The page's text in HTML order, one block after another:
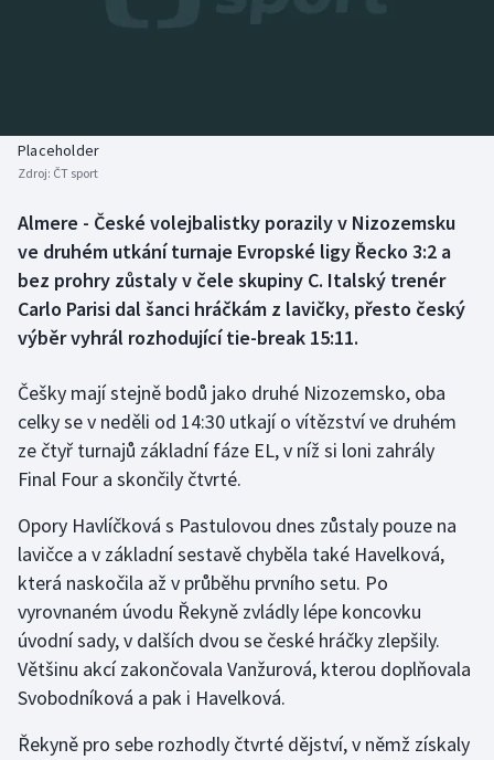
Biatlon
Boby a skeleton
Box
Curling
Dostihy
Florbal
Golf
Gymnastika
Házená
Jezdectví
Aplikace ČT sport
AZ kvíz
Placeholder
Zdroj: ČT sport
Almere - České volejbalistky porazily v Nizozemsku
ve druhém utkání turnaje Evropské ligy Řecko 3:2 a
bez prohry zůstaly v čele skupiny C. Italský trenér
Carlo Parisi dal šanci hráčkám z lavičky, přesto český
výběr vyhrál rozhodující tie-break 15:11.
Češky mají stejně bodů jako druhé Nizozemsko, oba
celky se v neděli od 14:30 utkají o vítězství ve druhém
ze čtyř turnajů základní fáze EL, v níž si loni zahrály
Final Four a skončily čtvrté.
Opory Havlíčková s Pastulovou dnes zůstaly pouze na
lavičce a v základní sestavě chyběla také Havelková,
která naskočila až v průběhu prvního setu. Po
vyrovnaném úvodu Řekyně zvládly lépe koncovku
úvodní sady, v dalších dvou se české hráčky zlepšily.
Většinu akcí zakončovala Vanžurová, kterou doplňovala
Svobodníková a pak i Havelková.
Řekyně pro sebe rozhodly čtvrté dějství, v němž získaly